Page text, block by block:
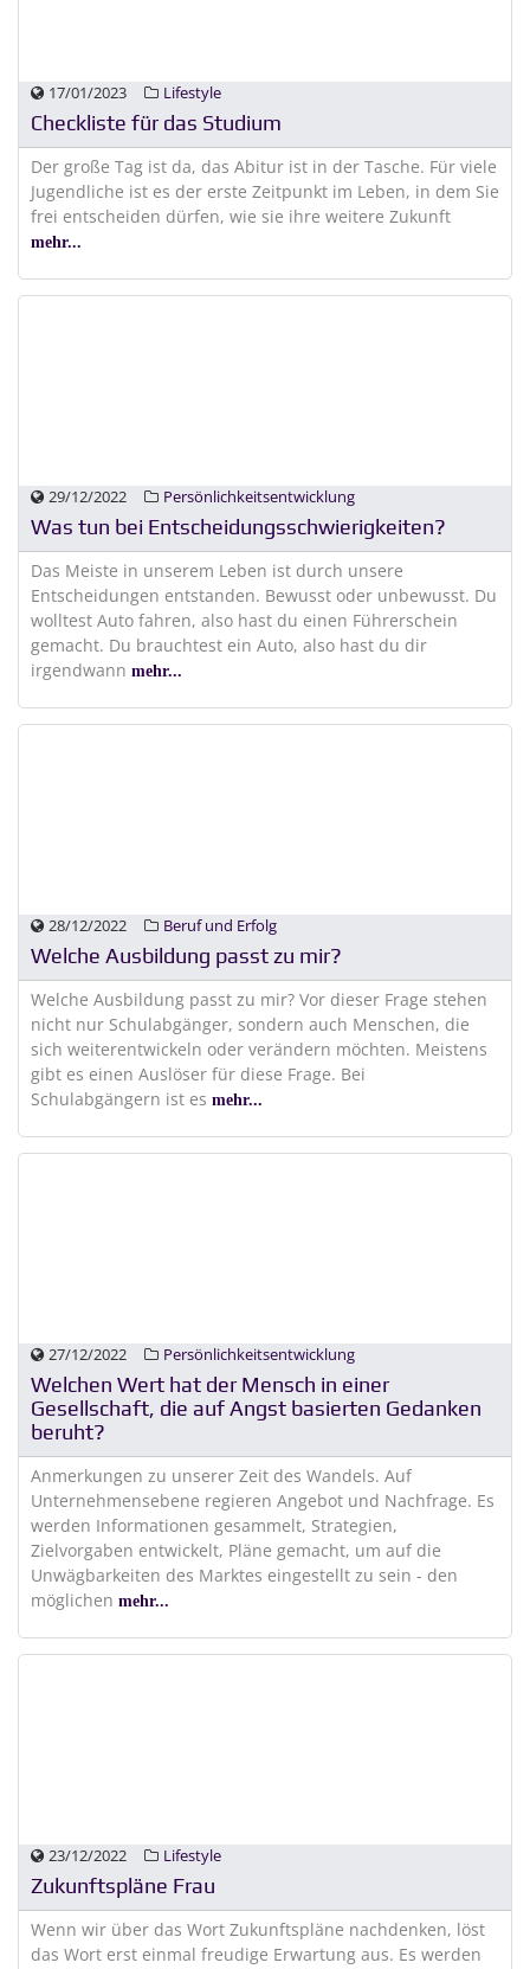
17/01/2023 Lifestyle
Checkliste für das Studium
Der große Tag ist da, das Abitur ist in der Tasche. Für viele
Jugendliche ist es der erste Zeitpunkt im Leben, in dem Sie
frei entscheiden dürfen, wie sie ihre weitere Zukunft
mehr...
29/12/2022 Persönlichkeitsentwicklung
Was tun bei Entscheidungsschwierigkeiten?
Das Meiste in unserem Leben ist durch unsere
Entscheidungen entstanden. Bewusst oder unbewusst. Du
wolltest Auto fahren, also hast du einen Führerschein
gemacht. Du brauchtest ein Auto, also hast du dir
irgendwann mehr...
28/12/2022 Beruf und Erfolg
Welche Ausbildung passt zu mir?
Welche Ausbildung passt zu mir? Vor dieser Frage stehen
nicht nur Schulabgänger, sondern auch Menschen, die
sich weiterentwickeln oder verändern möchten. Meistens
gibt es einen Auslöser für diese Frage. Bei
Schulabgängern ist es mehr...
27/12/2022 Persönlichkeitsentwicklung
Welchen Wert hat der Mensch in einer
Gesellschaft, die auf Angst basierten Gedanken
beruht?
Anmerkungen zu unserer Zeit des Wandels. Auf
Unternehmensebene regieren Angebot und Nachfrage. Es
werden Informationen gesammelt, Strategien,
Zielvorgaben entwickelt, Pläne gemacht, um auf die
Unwägbarkeiten des Marktes eingestellt zu sein - den
möglichen mehr...
23/12/2022 Lifestyle
Zukunftspläne Frau
Wenn wir über das Wort Zukunftspläne nachdenken, löst
das Wort erst einmal freudige Erwartung aus. Es werden